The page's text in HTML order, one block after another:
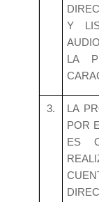
Y
LA
3.
LA
POR
ES